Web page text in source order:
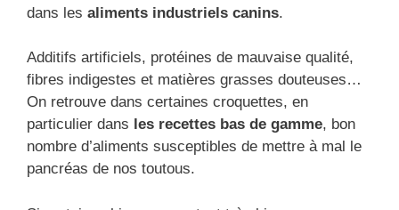
dans les aliments industriels canins.
Additifs artificiels, protéines de mauvaise qualité,
fibres indigestes et matières grasses douteuses…
On retrouve dans certaines croquettes, en
particulier dans les recettes bas de gamme, bon
nombre d’aliments susceptibles de mettre à mal le
pancréas de nos toutous.